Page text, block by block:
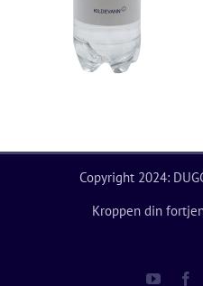
Copyright 2024:
Kroppen din